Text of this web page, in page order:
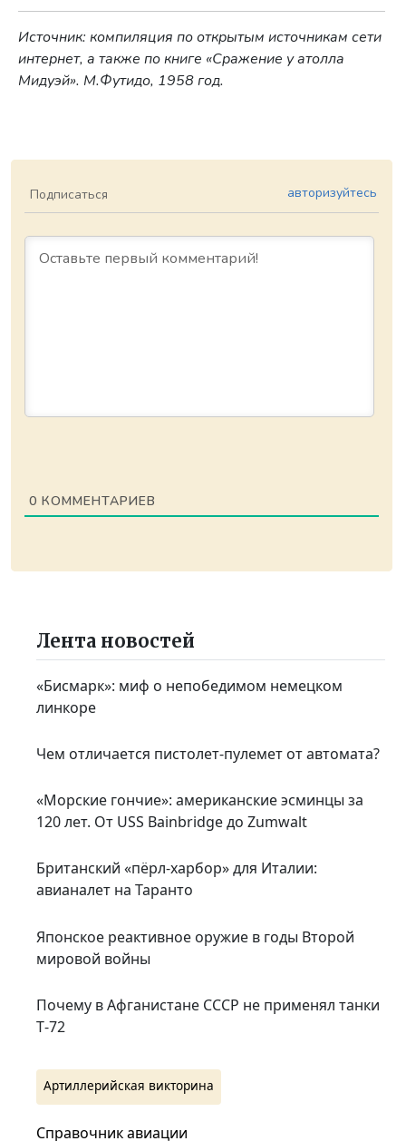
Источник: компиляция по открытым источникам сети
интернет, а также по книге «Сражение у атолла
Мидуэй». М.Футидо, 1958 год.
Подписаться авторизуйтесь
0 КОММЕНТАРИЕВ
Лента новостей
«Бисмарк»: миф о непобедимом немецком
линкоре
Чем отличается пистолет-пулемет от автомата?
«Морские гончие»: американские эсминцы за
120 лет. От USS Bainbridge до Zumwalt
Британский «пёрл-харбор» для Италии:
авианалет на Таранто
Японское реактивное оружие в годы Второй
мировой войны
Почему в Афганистане СССР не применял танки
Т‑72
Артиллерийская викторина
Справочник авиации